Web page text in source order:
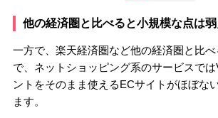
他の経済圏と比べると小規模な点は弱
一方で、楽天経済圏など他の経済圏と比
で、ネットショッピング系のサービスで
ントをそのまま使えるECサイトがほぼな
ます。